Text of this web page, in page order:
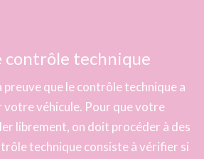
contrôle technique
que le contrôle technique a
votre véhicule. Pour que votre
librement, on doit procéder à des
technique consiste à vérifier si